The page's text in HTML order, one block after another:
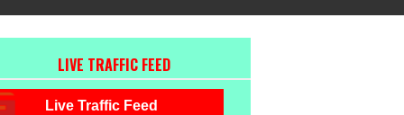
LIVE TRAFFIC FEED
Live Traffic Feed